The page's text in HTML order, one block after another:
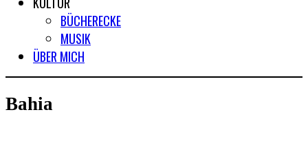
BÜCHERECKE
MUSIK
ÜBER MICH
Bahia